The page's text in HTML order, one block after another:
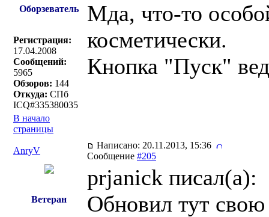
Оборзеватель
Регистрация:
17.04.2008
Сообщений:
5965
Обзоров: 144
Откуда: СПб
ICQ#335380035
Мда, что-то
косметически.
Кнопка "Пуск"
В начало
страницы
AnryV
Написано: 20.11.2013, 15:36
Сообщение #205
Ветеран
prjanick писал(a):
Обновил тут